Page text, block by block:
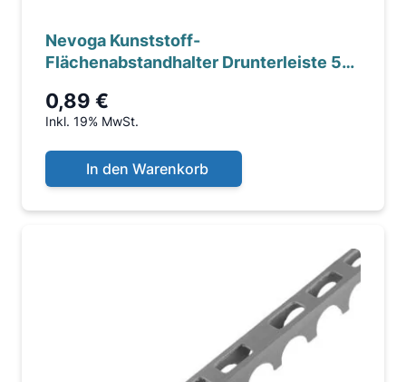
Nevoga Kunststoff-
Flächenabstandhalter Drunterleiste 50
0,89 €
Inkl. 19% MwSt.
In den Warenkorb